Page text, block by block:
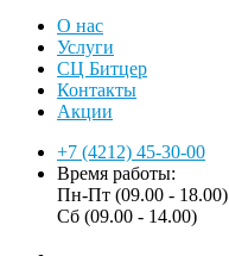
О нас
Услуги
СЦ Битцер
Контакты
Акции
+7 (4212) 45-30-00
Время работы:
Пн-Пт (09.00 - 18.00)
Сб (09.00 - 14.00)